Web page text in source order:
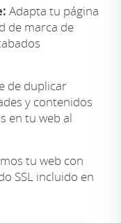
Adapta tu página
de marca de
de duplicar
y contenidos
en tu web al
tu web con
SSL incluido en